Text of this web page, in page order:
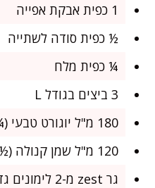
1 כפית אבקת אפייה
½ כפית סודה לשתייה
¼ כפית מלח
3 ביצים בגודל L
180 מ"ל יוגורט טבעי (¾ כוס)
120 מ"ל שמן קנולה (½ כוס)
גר zest מ-2 לימונים גדולים (לפחות 2 כפות)